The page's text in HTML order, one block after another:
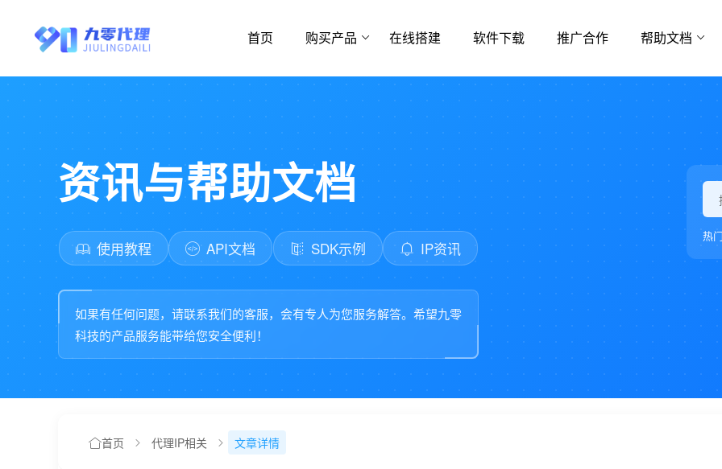
首页 购买产品 在线搭建 软件下载 推广合作 帮助文档
资讯与帮助文档
使用教程 API文档 SDK示例 IP资讯
如果有任何问题，请联系我们的客服，会有专人为您服务解答。希望九零
科技的产品服务能带给您安全便利！
热
首页 代理IP相关 文章详情